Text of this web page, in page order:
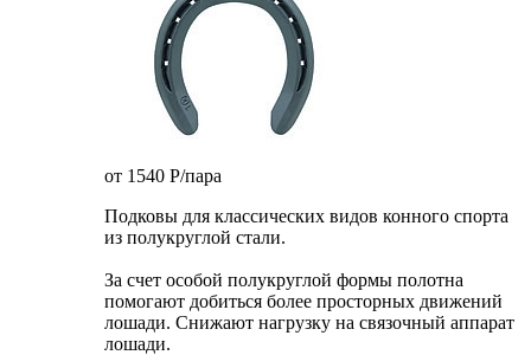
от 1540 P/пара
Подковы для классических видов конного спорта
из полукруглой стали.
За счет особой полукруглой формы полотна
помогают добиться более просторных движений
лошади. Снижают нагрузку на связочный аппарат
лошади.